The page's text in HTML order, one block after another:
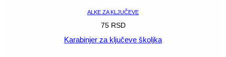
ALKE ZA KLJUČEVE
75 RSD
Karabinjer za ključeve školjka